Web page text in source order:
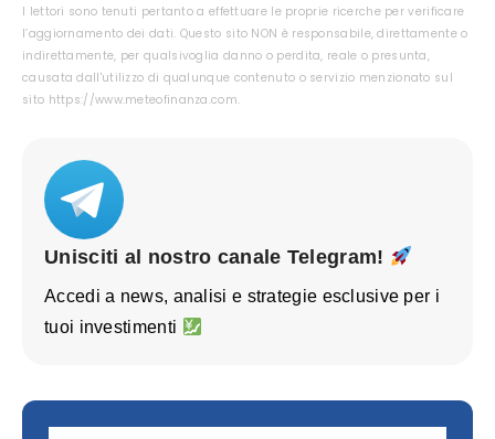
I lettori sono tenuti pertanto a effettuare le proprie ricerche per verificare
l’aggiornamento dei dati. Questo sito NON è responsabile, direttamente o
indirettamente, per qualsivoglia danno o perdita, reale o presunta,
causata dall'utilizzo di qualunque contenuto o servizio menzionato sul
sito https://www.meteofinanza.com.
Unisciti al nostro canale Telegram!
Accedi a news, analisi e strategie esclusive per i
tuoi investimenti